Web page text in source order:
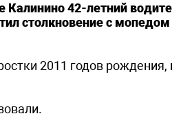
Калинино 42-летний
столкновение с
2011 годов